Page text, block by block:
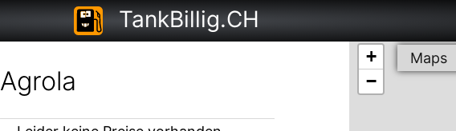
TankBillig.CH
Agrola
+
−
Maps